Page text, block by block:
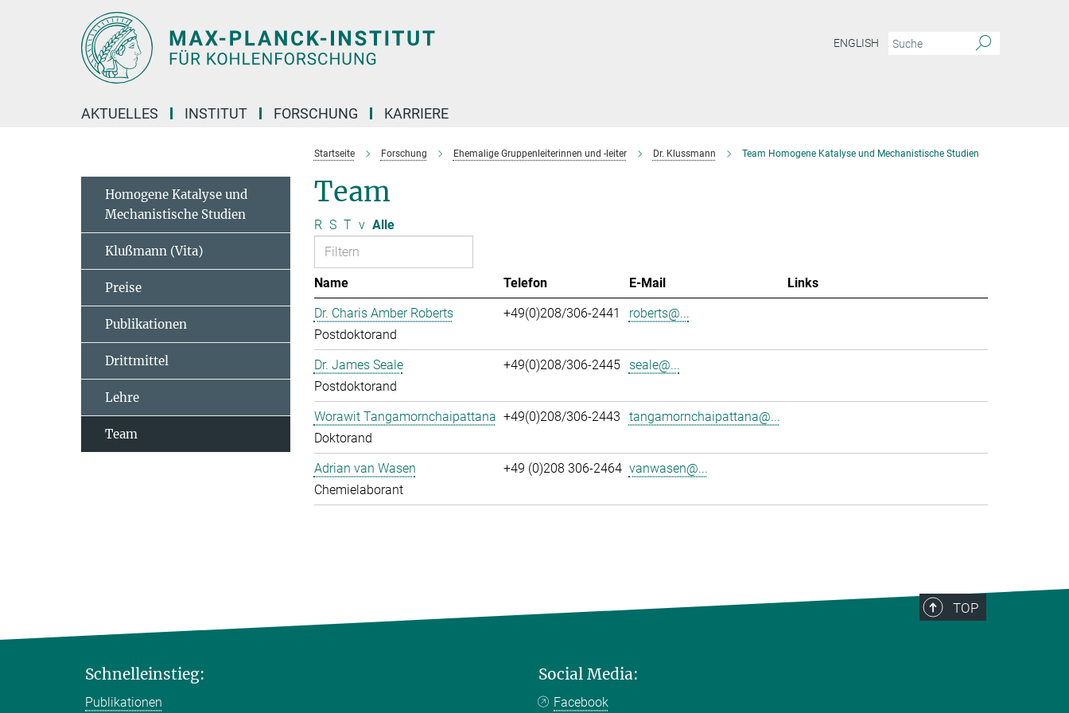
ENGLISH
AKTUELLES INSTITUT FORSCHUNG KARRIERE
Startseite Forschung Ehemalige Gruppenleiterinnen und -leiter Dr. Klussmann Team Homogene Katalyse und Mechanistische Studien
Team
R S T v Alle
Name Telefon E-Mail
Links
Dr. Charis Amber Roberts
Postdoktorand
+49(0)208/306-2441 roberts@...
Dr. James Seale
Postdoktorand
+49(0)208/306-2445 seale@...
Worawit Tangamornchaipattana
Doktorand
+49(0)208/306-2443 tangamornchaipattana@...
Adrian van Wasen
Chemielaborant
+49 (0)208 306-2464 vanwasen@...
Homogene Katalyse und
Mechanistische Studien
Klußmann (Vita)
Preise
Publikationen
Drittmittel
Lehre
Team
TOP
Schnelleinstieg:
Publikationen
Social Media:
Facebook